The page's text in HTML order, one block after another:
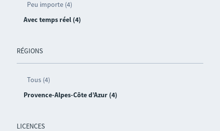
Peu importe (4)
Avec temps réel (4)
RÉGIONS
Tous (4)
Provence-Alpes-Côte d’Azur (4)
LICENCES